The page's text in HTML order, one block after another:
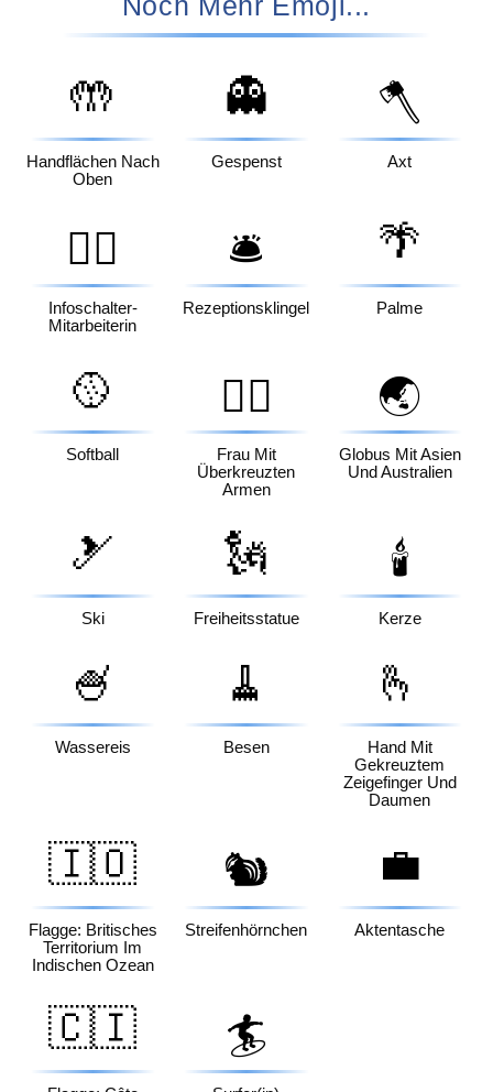
🤲
Handflächen Nach
Oben
👻
Gespenst
🪓
Axt
💁‍♀️
Infoschalter-
Mitarbeiterin
🛎️
Rezeptionsklingel
🌴
Palme
🥎
Softball
🙅‍♀️
Frau Mit
Überkreuzten
Armen
🌏
Globus Mit Asien
Und Australien
🎿
Ski
🗽
Freiheitsstatue
🕯️
Kerze
🍧
Wassereis
🧹
Besen
🫰
Hand Mit
Gekreuztem
Zeigefinger Und
Daumen
🇮🇴
Flagge: Britisches
Territorium Im
Indischen Ozean
🐿️
Streifenhörnchen
💼
Aktentasche
🇨🇮 🏄